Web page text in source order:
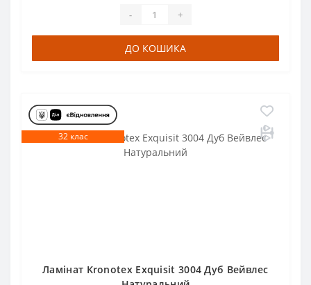
- +
ДО КОШИКА
32 клас
Ламінат Kronotex Exquisit 3004 Дуб Вейвлес